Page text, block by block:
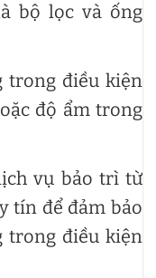
bộ lọc và ống
trong điều kiện
độ ẩm trong
vụ bảo trì từ
tín để đảm bảo
trong điều kiện